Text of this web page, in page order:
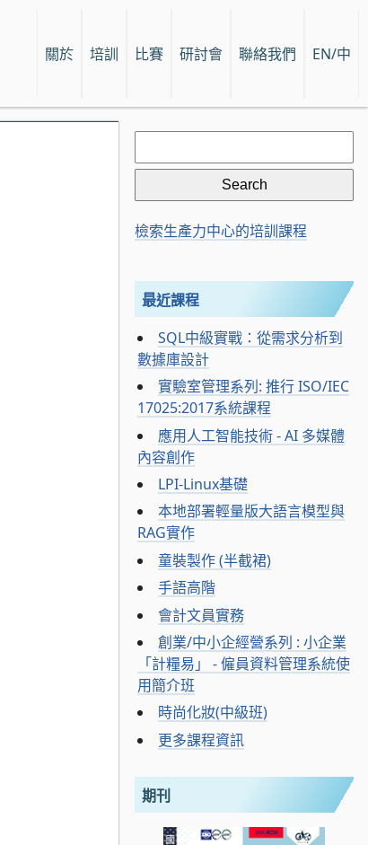
關於 培訓 比賽 研討會 聯絡我們 EN/中
Search
for:
檢索生產力中心的培訓課程
最近課程
SQL中級實戰：從需求分析到
數據庫設計
實驗室管理系列: 推行 ISO/IEC
17025:2017系統課程
應用人工智能技術 - AI 多媒體
內容創作
LPI-Linux基礎
本地部署輕量版大語言模型與
RAG實作
童裝製作 (半截裙)
手語高階
會計文員實務
創業/中小企經營系列 : 小企業
「計糧易」 - 僱員資料管理系統使
用簡介班
時尚化妝(中級班)
更多課程資訊
期刊